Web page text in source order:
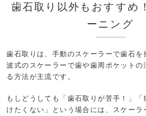
歯石取り以外もおすすめ
ーニング
歯石取りは、手動のスケーラーで歯石を
波式のスケーラーで歯や歯周ポケットの
る方法が主流です。
もしどうしても「歯石取りが苦手！」「
けたくない」という場合には、スケーラ